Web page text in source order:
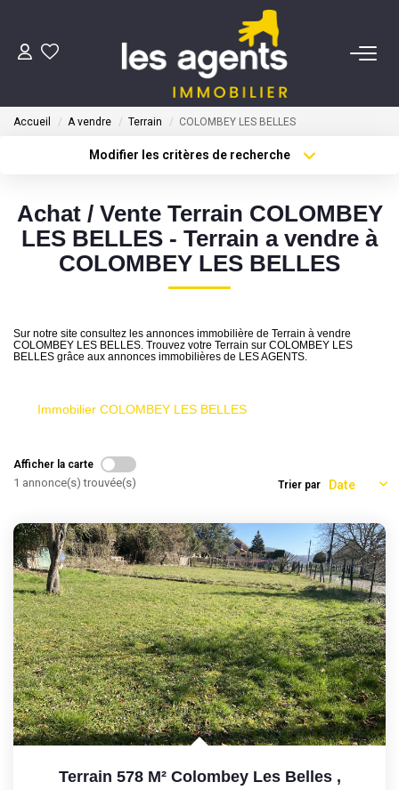
ACHETER
CONTACT
Accueil A vendre Terrain COLOMBEY LES BELLES
Modifier les critères de recherche
Type de bien
Surface min
Budget max Plus de critères
Achat / Vente Terrain COLOMBEY
LES BELLES - Terrain a vendre à
COLOMBEY LES BELLES
Sur notre site consultez les annonces immobilière de Terrain à vendre
COLOMBEY LES BELLES. Trouvez votre Terrain sur COLOMBEY LES
BELLES grâce aux annonces immobilières de LES AGENTS.
Immobilier COLOMBEY LES BELLES
Afficher la carte
1 annonce(s) trouvée(s) Trier par
Terrain 578 M² Colombey Les Belles ,